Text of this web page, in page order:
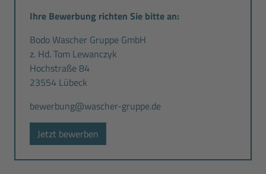
Ihre Bewerbung richten Sie bitte an:
Bodo Wascher Gruppe GmbH
z. Hd. Tom Lewanczyk
Hochstraße 84
23554 Lübeck
bewerbung@wascher-gruppe.de
Jetzt bewerben